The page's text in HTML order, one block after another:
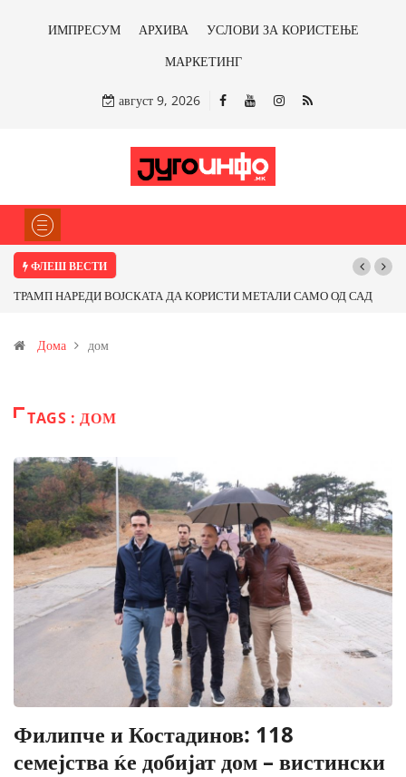
ИМПРЕСУМ АРХИВА
УСЛОВИ ЗА КОРИСТЕЊЕ
МАРКЕТИНГ
август 9, 2026
ФЛЕШ ВЕСТИ
САД
Почнува реконструкцијата на улицата „5-ти Ноември“ во Струмица
Дома дом
TAGS : ДОМ
Филипче и Костадинов: 118
семејства ќе добијат дом – вистински